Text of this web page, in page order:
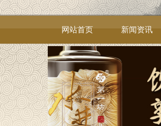
网站首页 新闻资讯